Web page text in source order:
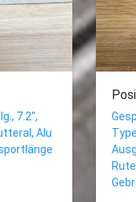
7.2",
Alu